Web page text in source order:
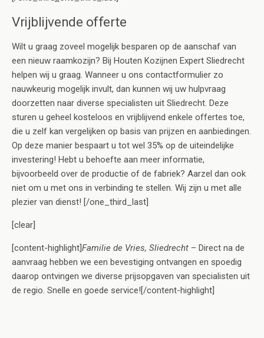
Vrijblijvende offerte
Wilt u graag zoveel mogelijk besparen op de aanschaf van
een nieuw raamkozijn? Bij Houten Kozijnen Expert Sliedrecht
helpen wij u graag. Wanneer u ons contactformulier zo
nauwkeurig mogelijk invult, dan kunnen wij uw hulpvraag
doorzetten naar diverse specialisten uit Sliedrecht. Deze
sturen u geheel kosteloos en vrijblijvend enkele offertes toe,
die u zelf kan vergelijken op basis van prijzen en aanbiedingen.
Op deze manier bespaart u tot wel 35% op de uiteindelijke
investering! Hebt u behoefte aan meer informatie,
bijvoorbeeld over de productie of de fabriek? Aarzel dan ook
niet om u met ons in verbinding te stellen. Wij zijn u met alle
plezier van dienst! [/one_third_last]
[clear]
[content-highlight]Familie de Vries, Sliedrecht – Direct na de
aanvraag hebben we een bevestiging ontvangen en spoedig
daarop ontvingen we diverse prijsopgaven van specialisten uit
de regio. Snelle en goede service![/content-highlight]